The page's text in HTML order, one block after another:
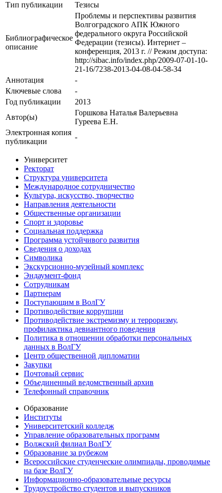
Тип публикации
Тезисы
Библиографическое
описание
Проблемы и перспективы развития
Волгоградского АПК Южного
федерального округа Российской
Федерации (тезисы). Интернет –
конференция, 2013 г. // Режим доступа:
http://sibac.info/index.php/2009-07-01-10-
21-16/7238-2013-04-08-04-58-34
Аннотация
-
Ключевые cлова
-
Год публикации
2013
Автор(ы)
Горшкова Наталья Валерьевна
Гуреева Е.Н.
Электронная копия
публикации
-
Университет
Ректорат
Структура университета
Международное сотрудничество
Культура, искусство, творчество
Направления деятельности
Общественные организации
Спорт и здоровье
Социальная поддержка
Программа устойчивого развития
Сведения о доходах
Символика
Экскурсионно-музейный комплекс
Эндаумент-фонд
Сотрудникам
Партнерам
Поступающим в ВолГУ
Противодействие коррупции
Противодействие экстремизму и терроризму,
профилактика девиантного поведения
Политика в отношении обработки персональных
данных в ВолГУ
Центр общественной дипломатии
Закупки
Почтовый сервис
Объединенный ведомственный архив
Телефонный справочник
Образование
Институты
Университетский колледж
Управление образовательных программ
Волжский филиал ВолГУ
Образование за рубежом
Всероссийские студенческие олимпиады, проводимые
на базе ВолГУ
Информационно-образовательные ресурсы
Трудоустройство студентов и выпускников